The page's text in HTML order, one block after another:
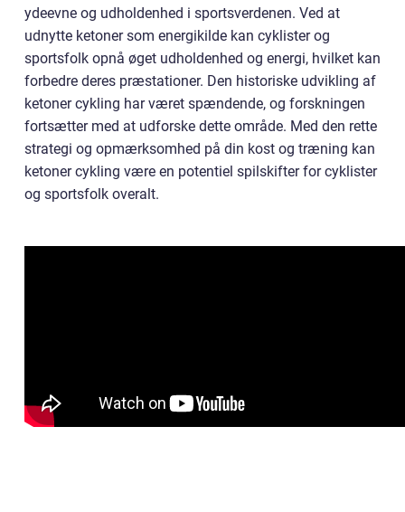
ydeevne og udholdenhed i sportsverdenen. Ved at
udnytte ketoner som energikilde kan cyklister og
sportsfolk opnå øget udholdenhed og energi, hvilket kan
forbedre deres præstationer. Den historiske udvikling af
ketoner cykling har været spændende, og forskningen
fortsætter med at udforske dette område. Med den rette
strategi og opmærksomhed på din kost og træning kan
ketoner cykling være en potentiel spilskifter for cyklister
og sportsfolk overalt.